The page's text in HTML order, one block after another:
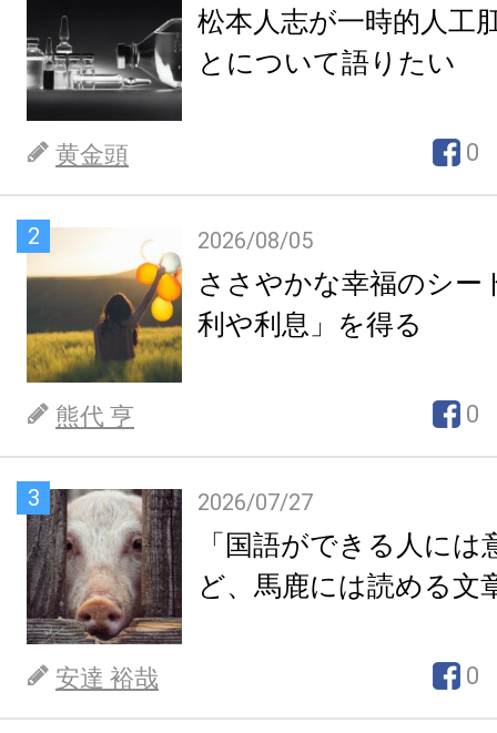
松本人志が一時的人工
とについて語りたい
黄金頭 0
2 2026/08/05
ささやかな幸福のシー
利や利息」を得る
熊代 亨 0
3 2026/07/27
「国語ができる人には
ど、馬鹿には読める文
安達 裕哉 0